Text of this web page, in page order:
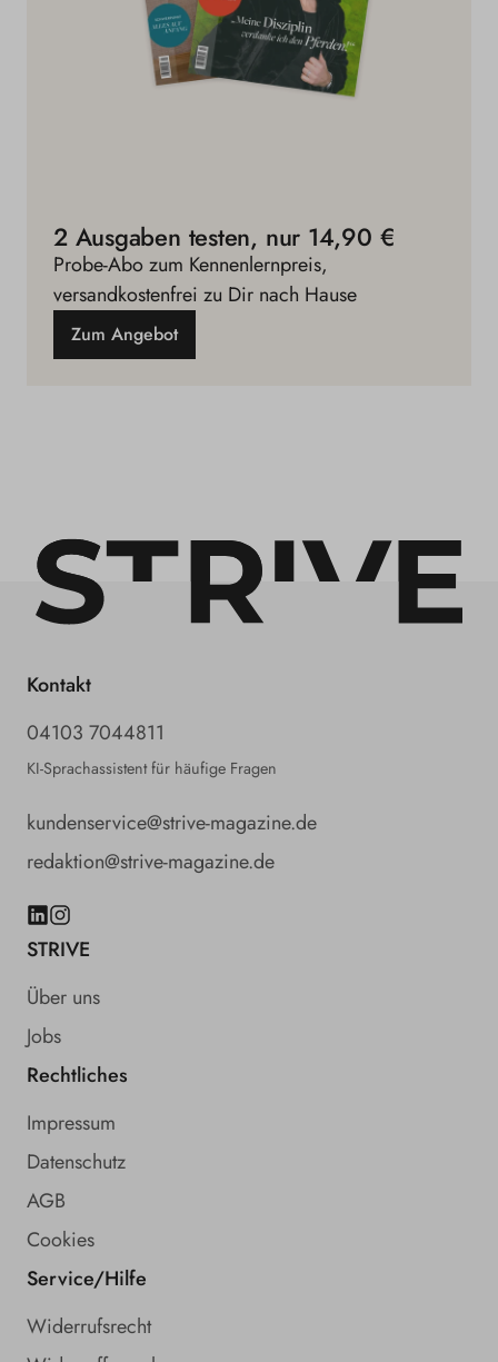
2 Ausgaben testen, nur 14,90 €
Probe-Abo zum Kennenlernpreis,
versandkostenfrei zu Dir nach Hause
Zum Angebot
Kontakt
04103 7044811
KI-Sprachassistent für häufige Fragen
kundenservice@strive-magazine.de
redaktion@strive-magazine.de
LinkedIn
Instagram
STRIVE
Über uns
Jobs
Rechtliches
Impressum
Datenschutz
AGB
Cookies
Service/Hilfe
Widerrufsrecht